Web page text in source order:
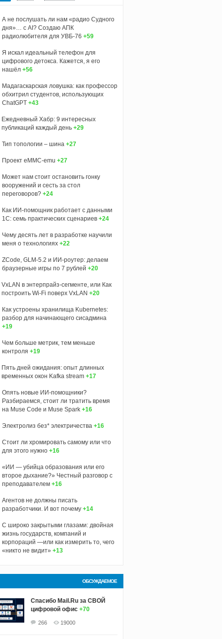
А не послушать ли нам «радио Судного
дня»… с AI? Создаю АПК
радиолюбителя для УВБ-76 +59
Я искал идеальный телефон для
цифрового детокса. Кажется, я его
нашёл +56
Мадагаскарская ловушка: как профессор
обхитрил студентов, использующих
ChatGPT +43
Ежедневный Хабр: 9 интересных
публикаций каждый день +29
Тип топологии – шина +27
Проект eMMC-emu +27
Может нам стоит остановить гонку
вооружений и сесть за стол
переговоров? +24
Как ИИ-помощник работает с данными
1С: семь практических сценариев +24
Чему десять лет в разработке научили
меня о технологиях +22
ZCode, GLM-5.2 и ИИ-роутер: делаем
браузерные игры по 7 рублей +20
VxLAN в энтерпрайз-сегменте, или Как
построить Wi-Fi поверх VxLAN +20
Как устроены хранилища Kubernetes:
разбор для начинающего сисадмина
+19
Чем больше метрик, тем меньше
контроля +19
Пять дней ожидания: опыт длинных
временных окон Kafka stream +17
Опять новые ИИ-помощники?
Разбираемся, стоит ли тратить время
на Muse Code и Muse Spark +16
Электролиз без* электричества +16
Стоит ли хромировать самому или что
для этого нужно +16
«ИИ — убийца образования или его
второе дыхание?» Честный разговор с
преподавателем +16
Агентов не должны писать
разработчики. И вот почему +14
С широко закрытыми глазами: двойная
жизнь государств, компаний и
корпораций —или как измерить то, чего
«никто не видит» +13
ОБСУЖДАЕМОЕ
Спасибо Mail.Ru за СВОЙ
цифровой офис +70
266 19000